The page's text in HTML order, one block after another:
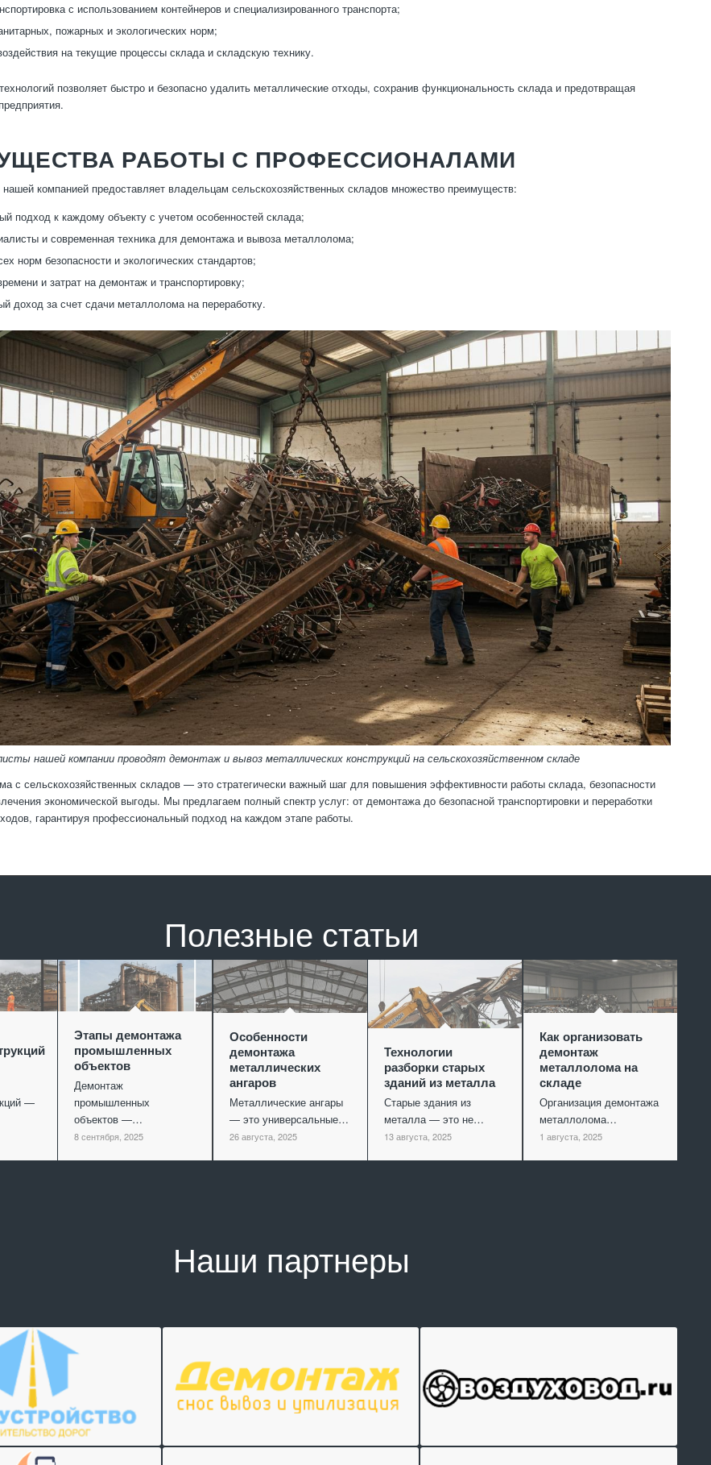
с использованием контейнеров и специализированного транспорта;
пожарных и экологических норм;
на текущие процессы склада и складскую технику.
позволяет быстро и безопасно удалить металлические отходы, сохранив функциональность склада и предотвращая
РАБОТЫ С ПРОФЕССИОНАЛАМИ
компанией предоставляет владельцам сельскохозяйственных складов множество преимуществ:
подход к каждому объекту с учетом особенностей склада;
и современная техника для демонтажа и вывоза металлолома;
норм безопасности и экологических стандартов;
и затрат на демонтаж и транспортировку;
доход за счет сдачи металлолома на переработку.
нашей компании проводят демонтаж и вывоз металлических конструкций на сельскохозяйственном складе
с сельскохозяйственных складов — это стратегически важный шаг для повышения эффективности работы склада, безопасности
экономической выгоды. Мы предлагаем полный спектр услуг: от демонтажа до безопасной транспортировки и переработки
гарантируя профессиональный подход на каждом этапе работы.
Полезные статьи
—
Этапы демонтажа
промышленных
объектов
Демонтаж
промышленных
объектов —…
8 сентября, 2025
Особенности
демонтажа
металлических
ангаров
Металлические ангары
— это универсальные…
26 августа, 2025
Технологии
разборки старых
зданий из металла
Старые здания из
металла — это не…
13 августа, 2025
Как организовать
демонтаж
металлолома на
складе
Организация демонтажа
металлолома…
1 августа, 2025
Наши партнеры